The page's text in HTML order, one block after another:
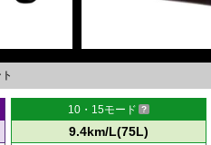
10・15モード
9.4km/L(75L)